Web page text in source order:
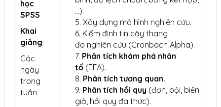
học
SPSS
Khai
giảng:
Các
ngày
trong
tuần
…).
Xây dựng mô hình nghiên cứu.
Kiểm định tin cậy thang
đo nghiên cứu (Cronbach Alpha).
Phân tích khám phá nhân
tố (EFA).
Phân tích tương quan.
Phân tích hồi quy (đơn, bội, biến
giả, hồi quy đa thức).